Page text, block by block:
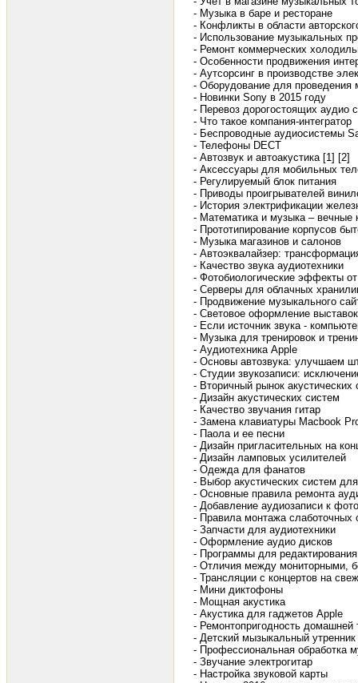
- Музыка в баре и ресторане
- Конфликты в области
- Использование музыкальных
- Ремонт коммерческих
- Особенности продвижения
- Аутсорсинг в производстве
- Оборудование для проведения
- Новинки Sony в 2015 году
- Перевоз дорогостоящих аудио
- Что такое компания-интегратор
- Беспроводные аудиосистемы
- Телефоны DECT
- Автозвук и автоакустика [1] [2]
- Аксессуары для мобильных
- Регулируемый блок питания
- Приводы проигрывателей
- История электрификации
- Математика и музыка – вечные
- Прототипирование корпусов
- Музыка магазинов и салонов
- Автоэквалайзер:
- Качество звука аудиотехники
- Фотобиологические эффекты
- Серверы для облачных
- Продвижение музыкального
- Световое оформление
- Если источник звука -
- Музыка для тренировок и
- Аудиотехника Apple
- Основы автозвука: улучшаем
- Студии звукозаписи:
- Вторичный рынок акустических
- Дизайн акустических систем
- Качество звучания гитар
- Замена клавиатуры Macbook
- Паола и ее песни
- Дизайн пригласительных на
- Дизайн ламповых усилителей
- Одежда для фанатов
- Выбор акустических систем
- Основные правила ремонта
- Добавление аудиозаписи к
- Правила монтажа слаботочных
- Запчасти для аудиотехники
- Оформление аудио дисков
- Программы для
- Отличия между мониторными,
- Трансляции с концертов на
- Мини диктофоны
- Мощная акустика
- Акустика для гаджетов Apple
- Ремонтопригодность домашней
- Детский мызыкальный утренник
- Профессиональная обработка
- Звучание электрогитар
- Настройка звуковой карты